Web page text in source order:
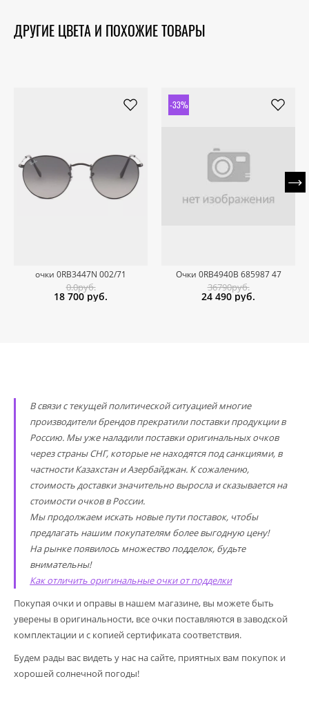
ДРУГИЕ ЦВЕТА И ПОХОЖИЕ ТОВАРЫ
очки 0RB3447N 002/71
0.0руб.
18 700 руб.
-33%
Очки 0RB4940B 685987 47
36790руб.
24 490 руб.
В связи с текущей политической ситуацией многие
производители брендов прекратили поставки продукции в
Россию. Мы уже наладили поставки оригинальных очков
через страны СНГ, которые не находятся под санкциями, в
частности Казахстан и Азербайджан. К сожалению,
стоимость доставки значительно выросла и сказывается на
стоимости очков в России.
Мы продолжаем искать новые пути поставок, чтобы
предлагать нашим покупателям более выгодную цену!
На рынке появилось множество подделок, будьте
внимательны!
Как отличить оригинальные очки от подделки
Покупая очки и оправы в нашем магазине, вы можете быть
уверены в оригинальности, все очки поставляются в заводской
комплектации и с копией сертификата соответствия.
Будем рады вас видеть у нас на сайте, приятных вам покупок и
хорошей солнечной погоды!